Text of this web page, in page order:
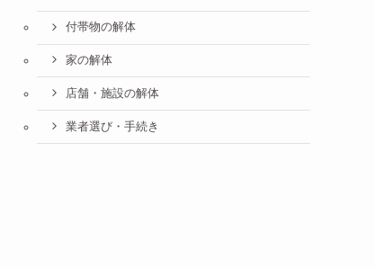
付帯物の解体
家の解体
店舗・施設の解体
業者選び・手続き